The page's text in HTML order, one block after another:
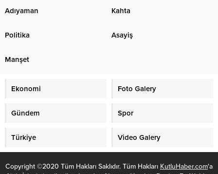
Gündem Spor
Türkiye Video Galery
Copyright ©2020 Tüm Hakları Saklıdır. Tüm Hakları